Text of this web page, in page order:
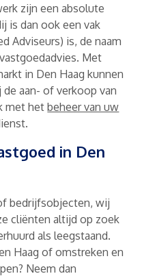
zijn een absolute
is dan ook een vak
Adviseurs) is, de naam
Met
in Den Haag kunnen
aan- of verkoop van
met hetbeheer van uw
in Den
bedrijfsobjecten, wij
cliënten altijd op zoek
als leegstaand.
Haag of omstreken en
Neem dan